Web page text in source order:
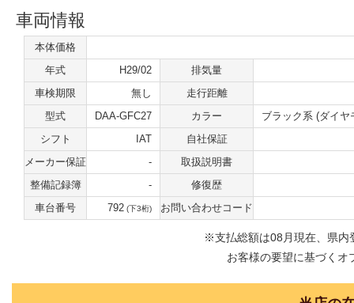
車両情報
本体価格
年式
H29/02
排気量
車検期限
無し
走行距離
型式
DAA-GFC27 カラー
ブラック系 (ダイヤ
シフト
IAT
自社保証
メーカー保証
-
取扱説明書
整備記録簿
-
修復歴
車台番号
792 (下3桁) お問い合わせコード
※⽀払総額は08⽉現在、県内
お客様の要望に基づくオ